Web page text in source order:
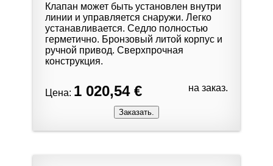
Клапан может быть установлен внутри
линии и управляется снаружи. Легко
устанавливается. Седло полностью
герметично. Бронзовый литой корпус и
ручной привод. Сверхпрочная
конструкция.
Цена: 1 020,54 € на заказ.